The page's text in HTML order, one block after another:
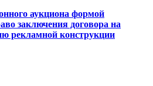
аукциона формой
заключения договора на
рекламной конструкции